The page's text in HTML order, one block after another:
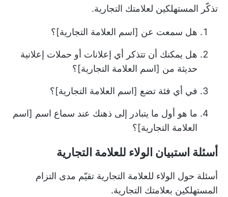
تذكّر المستهلكين لعلامتك التجارية.
هل سمعت عن [اسم العلامة التجارية]؟
هل يمكنك أن تتذكر أي إعلانات أو حملات إعلانية
حديثة من [اسم العلامة التجارية]؟
في أي فئة تضع [اسم العلامة التجارية]؟
ما هو أول ما يتبادر إلى ذهنك عند سماع اسم [اسم
العلامة التجارية]؟
أسئلة استبيان الولاء للعلامة التجارية
أسئلة حول الولاء للعلامة التجارية تقيّم مدى التزام
المستهلكين بعلامتك التجارية.